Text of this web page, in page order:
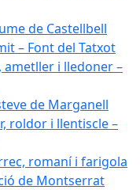
de Castellbell
– Font del Tatxot
ametller i lledoner –
de Marganell
roldor i llentiscle –
romaní i farigola
de Montserrat